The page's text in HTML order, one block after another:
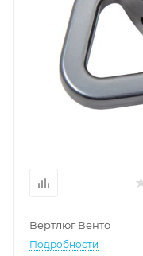
Вертлюг Венто
Подробности